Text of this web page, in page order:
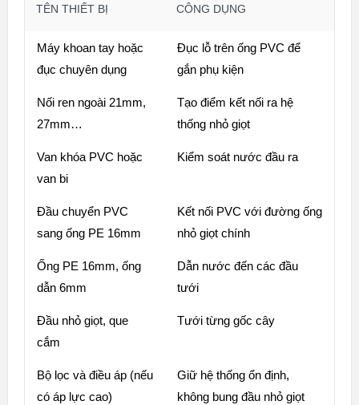
TÊN THIẾT BỊ CÔNG DỤNG
Máy khoan tay hoặc
đục chuyên dụng
Đục lỗ trên ống PVC để
gắn phụ kiện
Nối ren ngoài 21mm,
27mm…
Tạo điểm kết nối ra hệ
thống nhỏ giọt
Van khóa PVC hoặc
van bi
Kiểm soát nước đầu ra
Đầu chuyển PVC
sang ống PE 16mm
Kết nối PVC với đường ống
nhỏ giọt chính
Ống PE 16mm, ống
dẫn 6mm
Dẫn nước đến các đầu
tưới
Đầu nhỏ giọt, que
cắm
Tưới từng gốc cây
Bộ lọc và điều áp (nếu
có áp lực cao)
Giữ hệ thống ổn định,
không bung đầu nhỏ giọt